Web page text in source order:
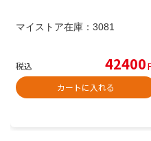
マイストア在庫： 3081
税込 42400
カートに入れる